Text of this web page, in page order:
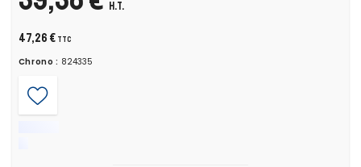
H.T.
47,26 € TTC
Chrono : 824335